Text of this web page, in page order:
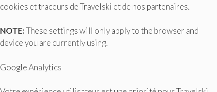
cookies et traceurs de Travelski et de nos partenaires.
NOTE:These settings will only apply to the browser and
device you are currently using.
Google Analytics